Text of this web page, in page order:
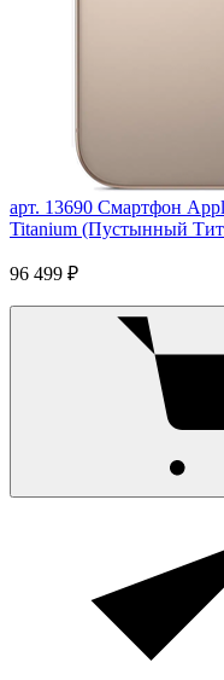
арт. 13690 Смартфон
Titanium (Пустынный
96 499 ₽